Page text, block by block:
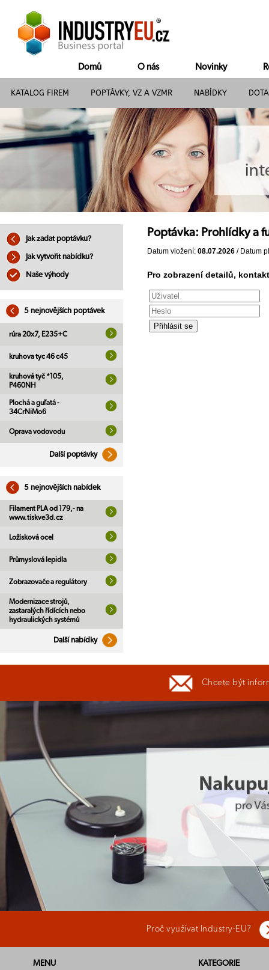
Domů O nás Novinky
KATALOG FIREM POPTÁVKY, VZ A VZMR NABÍDKY
Jak zadat poptávku?
Jak vytvořit nabídku?
Naše výhody
5 nejnovějších poptávek
rúra 20x7, E235+C
kruhova tyc 46 c45
kruhová tyč *105,
P460NH
Plochá a guľatá -
34CrNiMo6
Oprava vodovodu
Další poptávky
5 nejnovějších nabídek
Filament PLA od 179,- na
www.tiskve3d.cz
Ložisková ocel
Průmyslová lepidla
Zobrazovače a regulátory
Modernizace strojů,
zastaralých řídících nebo
hydraulických systémů
Další nabídky
Poptávka: Prohlídky a
Datum vložení: 08.07.2026 / Datum
Pro zobrazení detailů,
Chcete být
Proč využívat Industry-EU?
MENU
KATEGORIE